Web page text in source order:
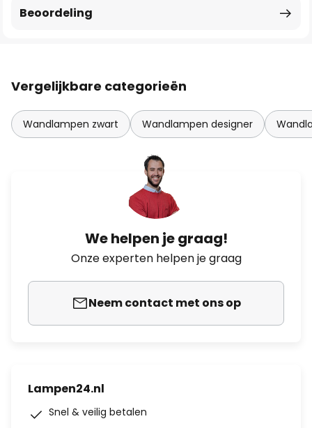
Beoordeling
Vergelijkbare categorieën
Wandlampen zwart Wandlampen designer
We helpen je graag!
Onze experten helpen je graag
Neem contact met ons op
Lampen24.nl
Snel & veilig betalen